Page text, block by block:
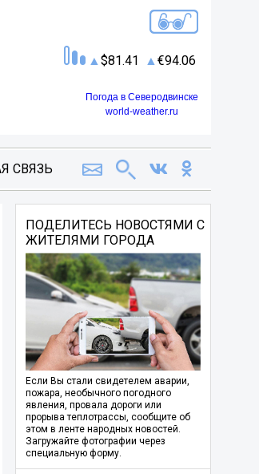
81.41 94.06
Погода в Северодвинске
world-weather.ru
СВЯЗЬ
ПОДЕЛИТЕСЬ НОВОСТЯМИ С
ЖИТЕЛЯМИ ГОРОДА
Если Вы стали свидетелем аварии,
пожара, необычного погодного
явления, провала дороги или
прорыва теплотрассы, сообщите об
этом в ленте народных новостей.
Загружайте фотографии через
специальную форму.